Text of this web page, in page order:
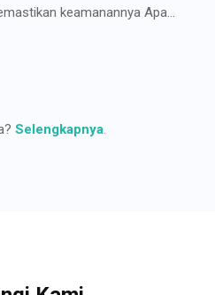
keamanannya Apa...
Selengkapnya.